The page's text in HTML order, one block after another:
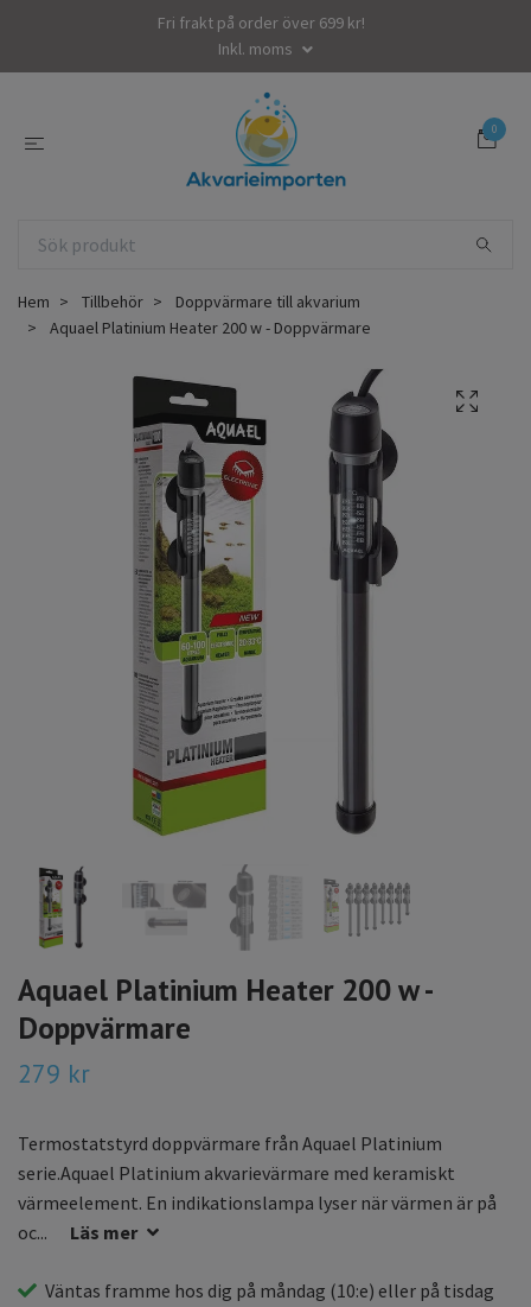
Fri frakt på order över 699 kr!
Inkl. moms
0
Hem Tillbehör
Doppvärmare till akvarium
Aquael Platinium Heater 200 w - Doppvärmare
Aquael Platinium Heater 200 w -
Doppvärmare
279 kr
Termostatstyrd doppvärmare från Aquael Platinium
serie.Aquael Platinium akvarievärmare med keramiskt
värmeelement. En indikationslampa lyser när värmen är på
oc...
Läs mer
Väntas framme hos dig på måndag (10:e) eller på tisdag